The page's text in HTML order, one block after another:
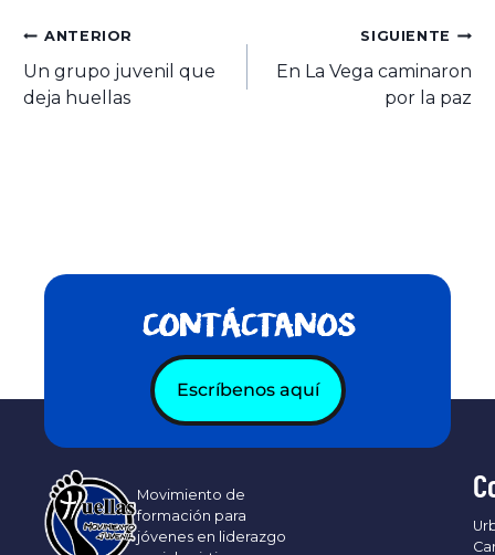
ANTERIOR
Un grupo juvenil que
deja huellas
SIGUIENTE
En La Vega caminaron
por la paz
CONTÁCTANOS
Escríbenos aquí
Movimiento de
formación para
jóvenes en liderazgo